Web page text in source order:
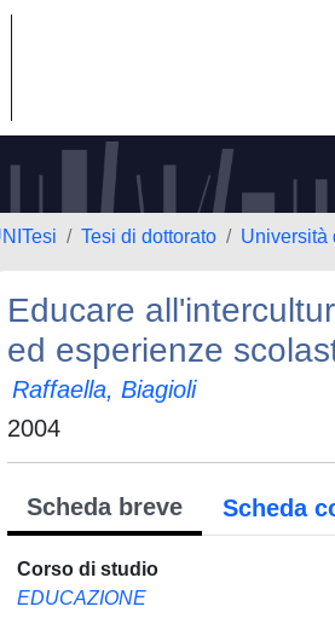
Tesi di dottorato Università
Educare
ed esperienze
Raffaella, Biagioli
2004
Scheda breve Scheda
Corso di studio
EDUCAZIONE